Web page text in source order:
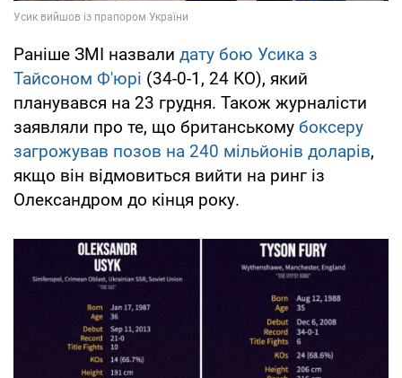
Раніше ЗМІ назвали дату бою Усика з
Тайсоном Ф'юрі (34-0-1, 24 КО), який
планувався на 23 грудня. Також журналісти
заявляли про те, що британському боксеру
загрожував позов на 240 мільйонів доларів,
якщо він відмовиться вийти на ринг із
Олександром до кінця року.